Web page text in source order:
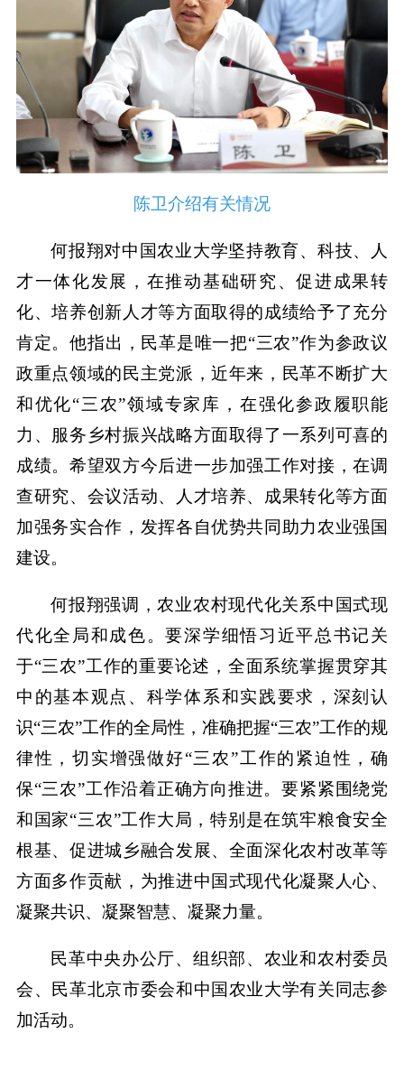
陈卫介绍有关情况
何报翔对中国农业大学坚持教育、科技、人
才一体化发展，在推动基础研究、促进成果转
化、培养创新人才等方面取得的成绩给予了充分
肯定。他指出，民革是唯一把“三农”作为参政议
政重点领域的民主党派，近年来，民革不断扩大
和优化“三农”领域专家库，在强化参政履职能
力、服务乡村振兴战略方面取得了一系列可喜的
成绩。希望双方今后进一步加强工作对接，在调
查研究、会议活动、人才培养、成果转化等方面
加强务实合作，发挥各自优势共同助力农业强国
建设。
何报翔强调，农业农村现代化关系中国式现
代化全局和成色。要深学细悟习近平总书记关
于“三农”工作的重要论述，全面系统掌握贯穿其
中的基本观点、科学体系和实践要求，深刻认
识“三农”工作的全局性，准确把握“三农”工作的规
律性，切实增强做好“三农”工作的紧迫性，确
保“三农”工作沿着正确方向推进。要紧紧围绕党
和国家“三农”工作大局，特别是在筑牢粮食安全
根基、促进城乡融合发展、全面深化农村改革等
方面多作贡献，为推进中国式现代化凝聚人心、
凝聚共识、凝聚智慧、凝聚力量。
民革中央办公厅、组织部、农业和农村委员
会、民革北京市委会和中国农业大学有关同志参
加活动。